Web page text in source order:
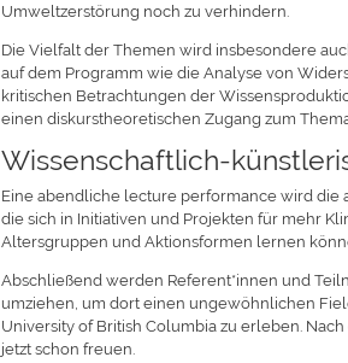
Umweltzerstörung noch zu verhindern.
Die Vielfalt der Themen wird insbesondere
auf dem Programm wie die Analyse von
kritischen Betrachtungen der
einen diskurstheoretischen Zugang zum
Wissenschaftlich-
Eine abendliche lecture performance wird die
die sich in Initiativen und Projekten für mehr
Altersgruppen und Aktionsformen lernen
Abschließend werden Referent*innen und
umziehen, um dort einen ungewöhnlichen
University of British Columbia zu erleben.
jetzt schon freuen.